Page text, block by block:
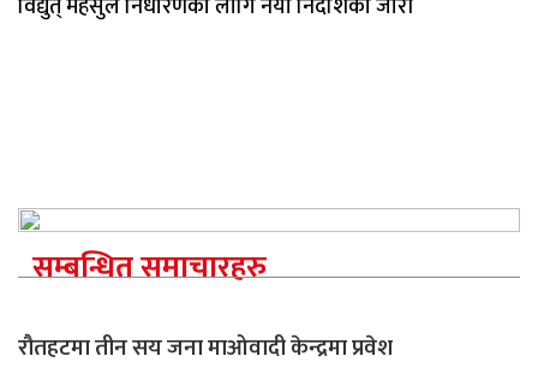
विद्युत् महसुल निर्धारणका लागि नयाँ निर्देशिका जारी
सम्बन्धित समाचारहरु
रौतहटमा तीन सय जना माओवादी केन्द्रमा प्रवेश